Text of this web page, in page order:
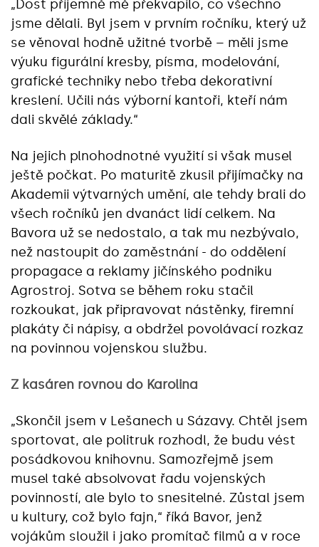
„Dost příjemně mě překvapilo, co všechno
jsme dělali. Byl jsem v prvním ročníku, který už
se věnoval hodně užitné tvorbě – měli jsme
výuku figurální kresby, písma, modelování,
grafické techniky nebo třeba dekorativní
kreslení. Učili nás výborní kantoři, kteří nám
dali skvělé základy.“
Na jejich plnohodnotné využití si však musel
ještě počkat. Po maturitě zkusil přijímačky na
Akademii výtvarných umění, ale tehdy brali do
všech ročníků jen dvanáct lidí celkem. Na
Bavora už se nedostalo, a tak mu nezbývalo,
než nastoupit do zaměstnání - do oddělení
propagace a reklamy jičínského podniku
Agrostroj. Sotva se během roku stačil
rozkoukat, jak připravovat nástěnky, firemní
plakáty či nápisy, a obdržel povolávací rozkaz
na povinnou vojenskou službu.
Z kasáren rovnou do Karolina
„Skončil jsem v Lešanech u Sázavy. Chtěl jsem
sportovat, ale politruk rozhodl, že budu vést
posádkovou knihovnu. Samozřejmě jsem
musel také absolvovat řadu vojenských
povinností, ale bylo to snesitelné. Zůstal jsem
u kultury, což bylo fajn,“ říká Bavor, jenž
vojákům sloužil i jako promítač filmů a v roce